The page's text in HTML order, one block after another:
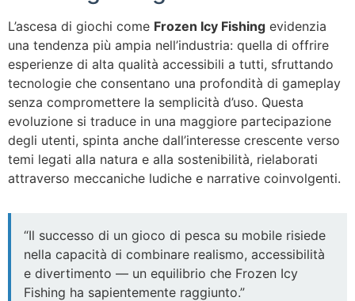
L’ascesa di giochi come Frozen Icy Fishing evidenzia
una tendenza più ampia nell’industria: quella di offrire
esperienze di alta qualità accessibili a tutti, sfruttando
tecnologie che consentano una profondità di gameplay
senza compromettere la semplicità d’uso. Questa
evoluzione si traduce in una maggiore partecipazione
degli utenti, spinta anche dall’interesse crescente verso
temi legati alla natura e alla sostenibilità, rielaborati
attraverso meccaniche ludiche e narrative coinvolgenti.
“Il successo di un gioco di pesca su mobile risiede
nella capacità di combinare realismo, accessibilità
e divertimento — un equilibrio che Frozen Icy
Fishing ha sapientemente raggiunto.”